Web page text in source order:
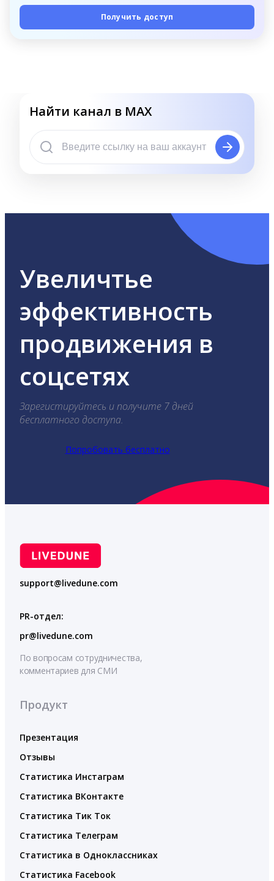
Получить доступ
Найти канал в MAX
Увеличтье
эффективность
продвижения в
соцсетях
Зарегистируйтесь и получите 7 дней
бесплатного доступа.
Попробовать бесплатно
support@livedune.com
PR-отдел:
pr@livedune.com
По вопросам сотрудничества,
комментариев для СМИ
Продукт
Презентация
Отзывы
Статистика Инстаграм
Статистика ВКонтакте
Статистика Тик Ток
Статистика Телеграм
Статистика в Одноклассниках
Статистика Facebook